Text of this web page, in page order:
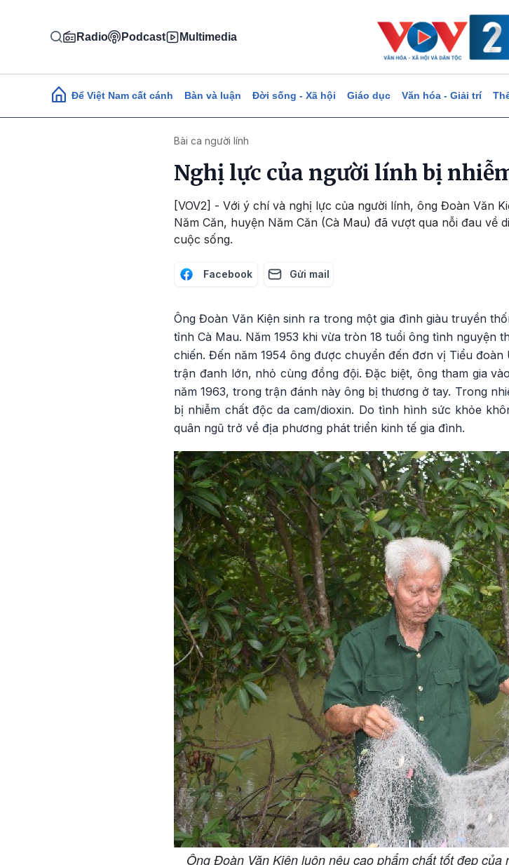
Radio Podcast Multimedia
Main navigation
Để Việt Nam cất cánh Bàn và luận Đời sống - Xã hội Giáo dục Văn hóa - Giải trí
Bài ca người lính
Nghị lực của người lính bị
[VOV2] - Với ý chí và nghị lực của người lính, ông Đoàn Văn
Năm Căn, huyện Năm Căn (Cà Mau) đã vượt qua nỗi đau về
cuộc sống.
Facebook Gửi mail
Ông Đoàn Văn Kiện sinh ra trong một gia đình giàu truyền
tỉnh Cà Mau. Năm 1953 khi vừa tròn 18 tuổi ông tình nguyện
chiến. Đến năm 1954 ông được chuyển đến đơn vị Tiểu
trận đanh lớn, nhỏ cùng đồng đội. Đặc biệt, ông tham gia
năm 1963, trong trận đánh này ông bị thương ở tay. Trong
bị nhiễm chất độc da cam/dioxin. Do tình hình sức khỏe
quân ngũ trở về địa phương phát triển kinh tế gia đình.
Ông Đoàn Văn Kiện luôn nêu cao phẩm chất tốt đẹp